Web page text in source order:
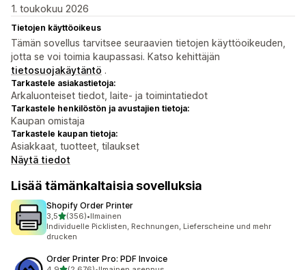
1. toukokuu 2026
Tietojen käyttöoikeus
Tämän sovellus tarvitsee seuraavien tietojen käyttöoikeuden,
jotta se voi toimia kaupassasi. Katso kehittäjän
tietosuojakäytäntö .
Tarkastele asiakastietoja:
Arkaluonteiset tiedot, laite- ja toimintatiedot
Tarkastele henkilöstön ja avustajien tietoja:
Kaupan omistaja
Tarkastele kaupan tietoja:
Asiakkaat, tuotteet, tilaukset
Näytä tiedot
Lisää tämänkaltaisia sovelluksia
Shopify Order Printer
3,5/ 5 tähteä
(356)
356 arvostelua yhteensä
•Ilmainen
Individuelle Picklisten, Rechnungen, Lieferscheine und mehr
drucken
Order Printer Pro: PDF Invoice